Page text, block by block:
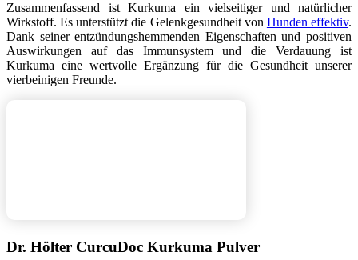
Zusammenfassend ist Kurkuma ein vielseitiger und natürlicher
Wirkstoff. Es unterstützt die Gelenkgesundheit von Hunden effektiv.
Dank seiner entzündungshemmenden Eigenschaften und positiven
Auswirkungen auf das Immunsystem und die Verdauung ist
Kurkuma eine wertvolle Ergänzung für die Gesundheit unserer
vierbeinigen Freunde.
Dr. Hölter CurcuDoc Kurkuma Pulver